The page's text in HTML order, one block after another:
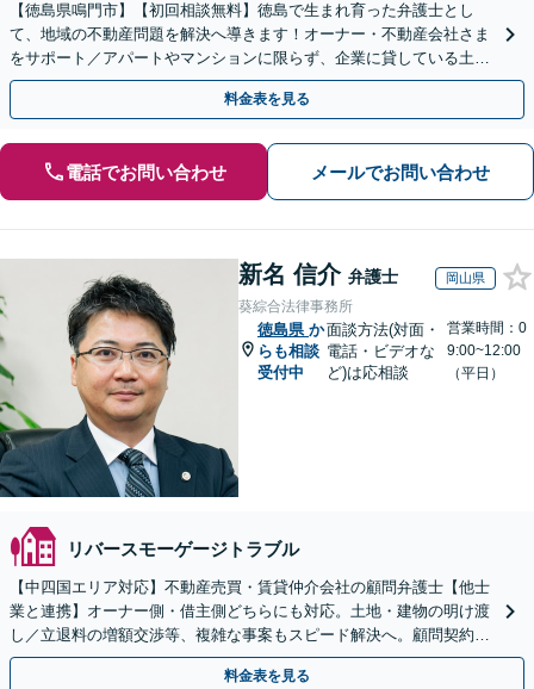
【徳島県鳴門市】【初回相談無料】徳島で生まれ育った弁護士とし
て、地域の不動産問題を解決へ導きます！オーナー・不動産会社さま
をサポート／アパートやマンションに限らず、企業に貸している土地
のトラブル、欠陥住宅問題などに対応【休日・夜間相談可】
料金表を見る
電話でお問い合わせ メールでお問い合わせ
新名 信介 弁護士 岡山県
葵綜合法律事務所
徳島県 か
らも相談
受付中
面談方法(対面・
電話・ビデオな
ど)は応相談
営業時間：0
9:00~12:00
（平日）
リバースモーゲージトラブル
【中四国エリア対応】不動産売買・賃貸仲介会社の顧問弁護士【他士
業と連携】オーナー側・借主側どちらにも対応。土地・建物の明け渡
し／立退料の増額交渉等、複雑な事案もスピード解決へ。顧問契約も
お任せ！【夜間・休日対応】
料金表を見る